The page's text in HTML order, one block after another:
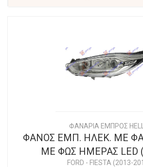
ΦΑΝΑΡΙΑ ΕΜΠΡΟΣ
ΦΑΝΟΣ ΕΜΠ. ΗΛΕΚ. ΜΕ
ΜΕ ΦΩΣ ΗΜΕΡΑΣ LED
FORD - FIESTA (2013-